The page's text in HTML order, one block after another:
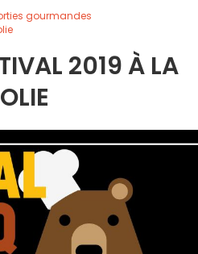
gourmandes
2019 À LA